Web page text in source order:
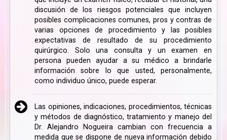
discusión de los riesgos potenciales que incluyen
posibles complicaciones comunes, pros y contras de
varias opciones de procedimiento y las posibles
expectativas de resultado de su procedimiento
quirúrgico. Solo una consulta y un examen en
persona pueden ayudar a su médico a brindarle
información sobre lo que usted, personalmente,
como individuo único, puede esperar.
Las opiniones, indicaciones, procedimientos, técnicas
y métodos de diagnóstico, tratamiento y manejo del
Dr. Alejandro Nogueira cambian con frecuencia a
medida que se dispone de nueva información debido